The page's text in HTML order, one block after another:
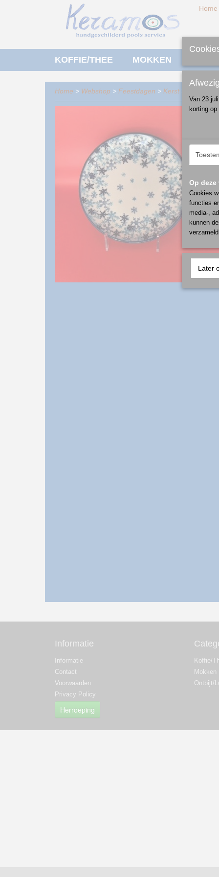
Home
KOFFIE/THEE MOKKEN
Home > Webshop > Feestdagen > Kerst
Informatie
Informatie
Contact
Voorwaarden
Privacy Policy
Herroeping
Koffie/
Mokken
Ontbijt/
Afwezig
Van 23
korting
Op
Cookies
functies
media-,
kunnen
Later